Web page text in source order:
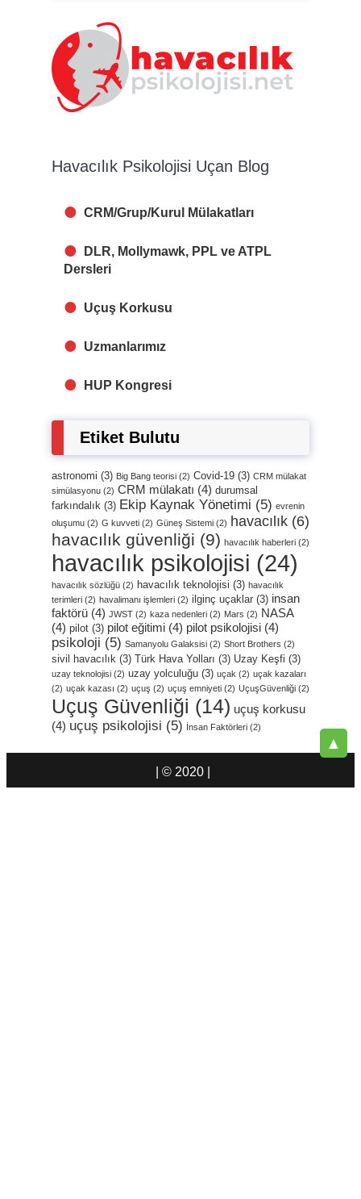
Havacılık Psikolojisi Uçan Blog
CRM/Grup/Kurul Mülakatları
DLR, Mollymawk, PPL ve ATPL
Dersleri
Uçuş Korkusu
Uzmanlarımız
HUP Kongresi
Etiket Bulutu
astronomi (3) Big Bang teorisi (2) Covid-19 (3) CRM mülakat
simülasyonu (2) CRM mülakatı (4) durumsal
farkındalık (3) Ekip Kaynak Yönetimi (5) evrenin
oluşumu (2) G kuvveti (2) Güneş Sistemi (2) havacılık (6)
havacılık güvenliği (9) havacılık haberleri (2)
havacılık psikolojisi (24)
havacılık sözlüğü (2) havacılık teknolojisi (3) havacılık
terimleri (2) havalimanı işlemleri (2) ilginç uçaklar (3) insan
faktörü (4) JWST (2) kaza nedenleri (2) Mars (2) NASA
(4) pilot (3) pilot eğitimi (4) pilot psikolojisi (4)
psikoloji (5) Samanyolu Galaksisi (2) Short Brothers (2)
sivil havacılık (3) Türk Hava Yolları (3) Uzay Keşfi (3)
uzay teknolojisi (2) uzay yolculuğu (3) uçak (2) uçak kazaları
(2) uçak kazası (2) uçuş (2) uçuş emniyeti (2) UçuşGüvenliği (2)
Uçuş Güvenliği (14) uçuş korkusu
(4) uçuş psikolojisi (5) İnsan Faktörleri (2)
▲
| © 2020 |